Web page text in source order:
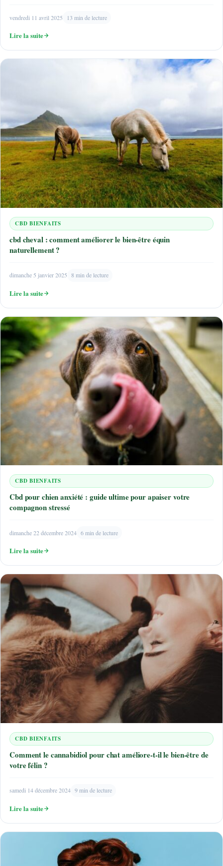
vendredi 11 avril 2025 13 min de lecture
Lire la suite
CBD BIENFAITS
cbd cheval : comment améliorer le bien-être équin
naturellement ?
dimanche 5 janvier 2025 8 min de lecture
Lire la suite
CBD BIENFAITS
Cbd pour chien anxiété : guide ultime pour apaiser votre
compagnon stressé
dimanche 22 décembre 2024 6 min de lecture
Lire la suite
CBD BIENFAITS
Comment le cannabidiol pour chat améliore-t-il le bien-être de
votre félin ?
samedi 14 décembre 2024 9 min de lecture
Lire la suite